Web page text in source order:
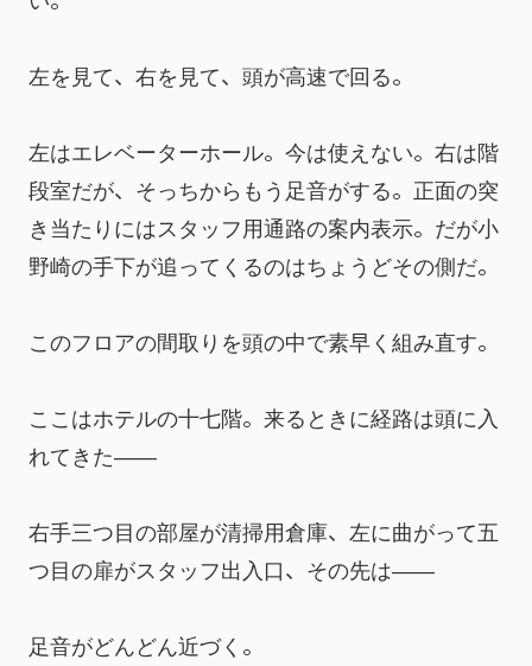
左を見て、右を見て、頭が高速で回る。
左はエレベーターホール。今は使えない。右は階
段室だが、そっちからもう足音がする。正面の突
き当たりにはスタッフ用通路の案内表示。だが小
野崎の手下が追ってくるのはちょうどその側だ。
このフロアの間取りを頭の中で素早く組み直す。
ここはホテルの十七階。来るときに経路は頭に入
れてきた――
右手三つ目の部屋が清掃用倉庫、左に曲がって五
つ目の扉がスタッフ出入口、その先は――
足音がどんどん近づく。